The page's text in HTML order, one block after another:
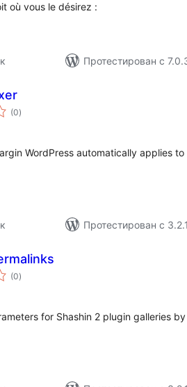
où vous le désirez :
Протестирован с
(0общий
рейтинг
)
WordPress automatically applies
Протестирован с 3.2.1
(0общий
рейтинг
)
for Shashin 2 plugin galleries